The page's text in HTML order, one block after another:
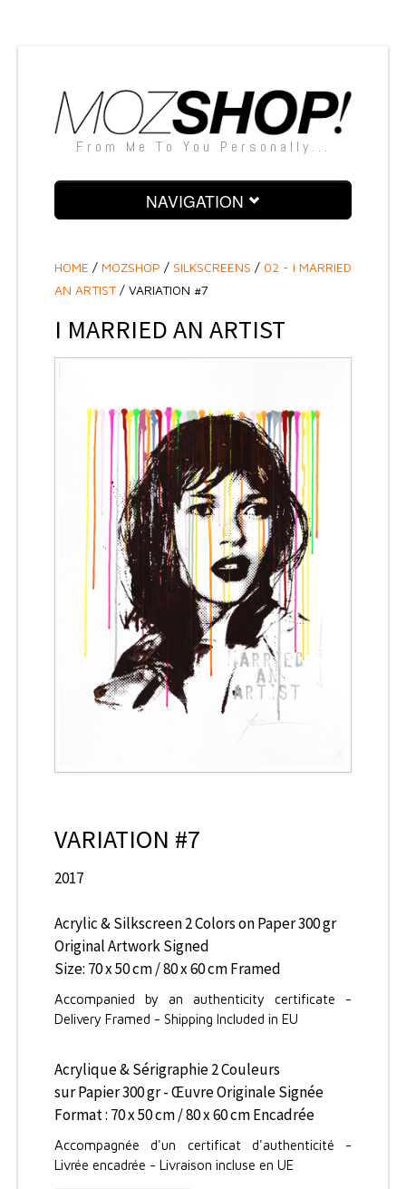
From Me To You Personally...
NAVIGATION
SCULPTURES
CONTACT
HOME / MOZSHOP / SILKSCREENS / 02 - I MARRIED
AN ARTIST/ VARIATION #7
I MARRIED AN ARTIST
VARIATION #7
2017
Acrylic & Silkscreen 2 Colors on Paper 300 gr
Original Artwork Signed
Size: 70 x 50 cm / 80 x 60 cm Framed
Accompanied by an authenticity certificate -
Delivery Framed - Shipping Included in EU
Acrylique & Sérigraphie 2 Couleurs
sur Papier 300 gr - Œuvre Originale Signée
Format : 70 x 50 cm / 80 x 60 cm Encadrée
Accompagnée d'un certificat d'authenticité -
Livrée encadrée - Livraison incluse en UE